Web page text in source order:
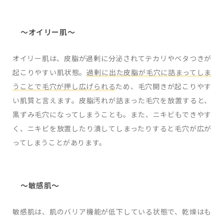
～オイリー肌～
オイリー肌は、皮脂が過剰に分泌されてテカリやベタつきが
起こりやすい肌状態。過剰に出た皮脂が毛穴に詰まってしま
うことで毛穴が押し広げられるため、毛穴開きが起こりやす
い肌質と言えます。皮脂汚れが詰まった毛穴を放置すると、
黒ずみ毛穴になってしまうことも。また、ニキビもできやす
く、ニキビを放置したり潰してしまったりすると毛穴が広が
ってしまうことがあります。
～敏感肌～
敏感肌は、肌のバリア機能が低下している状態で、乾燥はも